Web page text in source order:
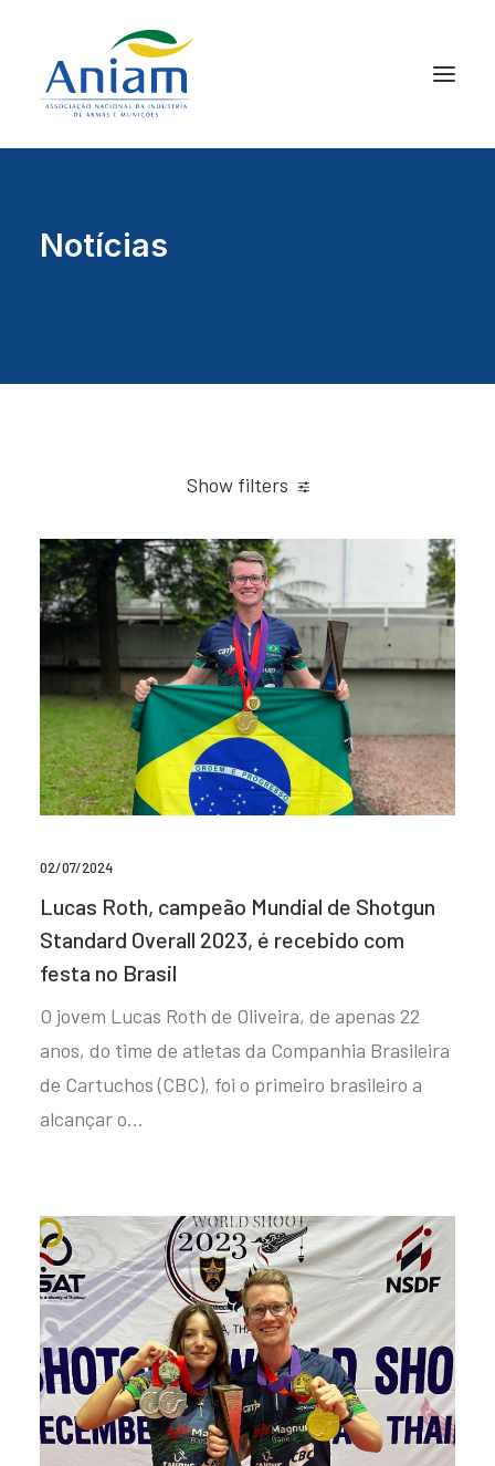
Notícias
Show filters
02/07/2024
Lucas Roth, campeão Mundial de Shotgun
Standard Overall 2023, é recebido com
festa no Brasil
O jovem Lucas Roth de Oliveira, de apenas 22
anos, do time de atletas da Companhia Brasileira
de Cartuchos (CBC), foi o primeiro brasileiro a
alcançar o…